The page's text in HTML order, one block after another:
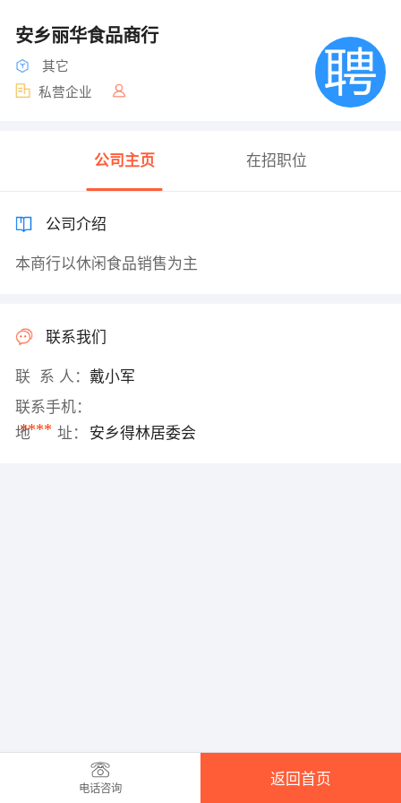
安乡丽华食品商行
其它
私营企业
公司主页 在招职位
公司介绍
本商行以休闲食品销售为主
联系我们
联 系 人： 戴小军
联系手机：
****
地 址： 安乡得林居委会
电话咨询
返回首页